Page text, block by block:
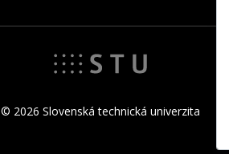
© 2026 Slovenská technická univerzita